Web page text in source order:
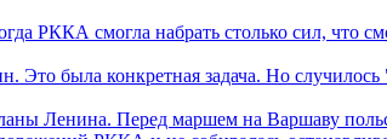
РККА смогла набрать столько сил, что
Это была конкретная задача. Но
Ленина. Перед маршем на Варшаву